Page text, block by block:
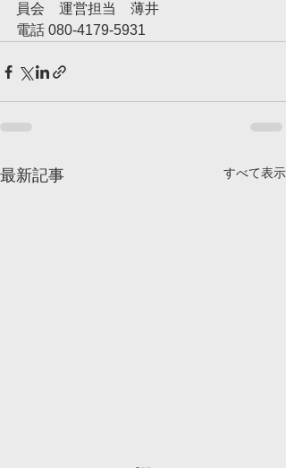
員会　運営担当　薄井
電話 080-4179-5931
最新記事 すべて表示